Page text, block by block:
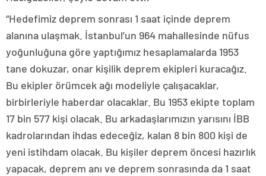
“Hedefimiz deprem sonrası 1 saat içinde deprem
alanına ulaşmak. İstanbul’un 964 mahallesinde nüfus
yoğunluğuna göre yaptığımız hesaplamalarda 1953
tane dokuzar, onar kişilik deprem ekipleri kuracağız.
Bu ekipler örümcek ağı modeliyle çalışacaklar,
birbirleriyle haberdar olacaklar. Bu 1953 ekipte toplam
17 bin 577 kişi olacak. Bu arkadaşlarımızın yarısını İBB
kadrolarından ihdas edeceğiz, kalan 8 bin 800 kişi de
yeni istihdam olacak. Bu kişiler deprem öncesi hazırlık
yapacak, deprem anı ve deprem sonrasında da 1 saat